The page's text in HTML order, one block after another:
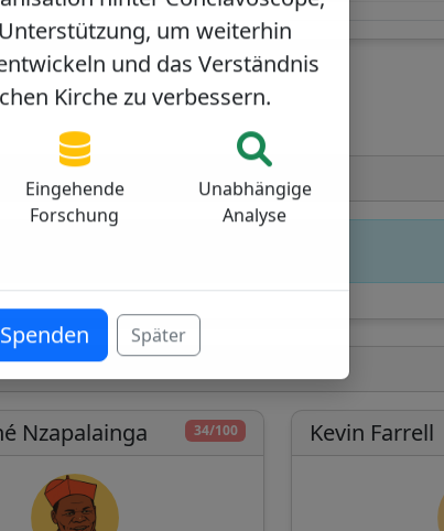
34/100
Nzapalainga Kevin Farrell
hinter Conclavoscope,
um weiterhin
und das Verständnis
Kirche zu verbessern.
Eingehende
Forschung
Unabhängige
Analyse
Spenden Später